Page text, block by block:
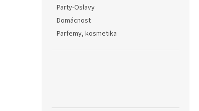
Party-Oslavy
Domácnost
Parfemy, kosmetika